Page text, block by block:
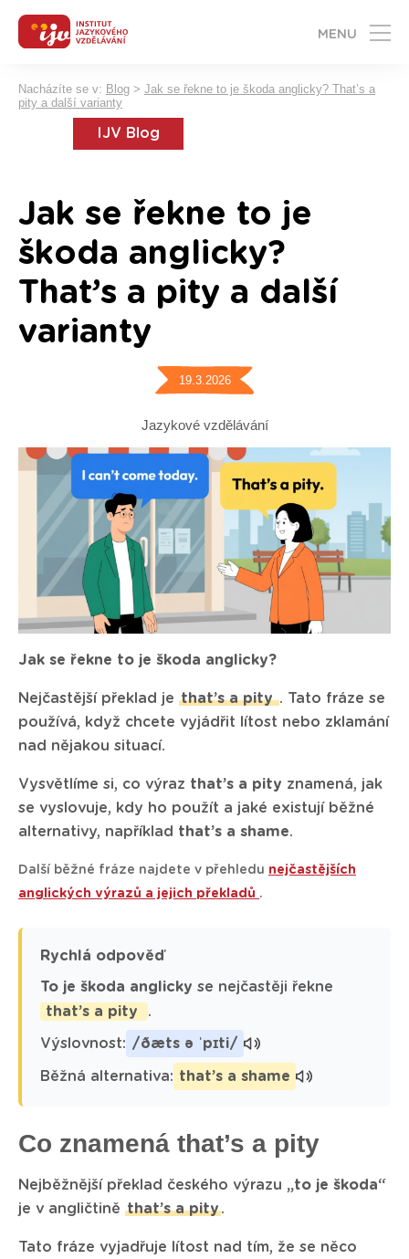
MENU
Nacházíte se v: Blog > Jak se řekne to je škoda anglicky? That’s a
pity a další varianty
IJV Blog
Jak se řekne to je
škoda anglicky?
That’s a pity a další
varianty
19.3.2026
Jazykové vzdělávání
Jak se řekne to je škoda anglicky?
Nejčastější překlad je that’s a pity . Tato fráze se
používá, když chcete vyjádřit lítost nebo zklamání
nad nějakou situací.
Vysvětlíme si, co výraz that’s a pity znamená, jak
se vyslovuje, kdy ho použít a jaké existují běžné
alternativy, například that’s a shame.
Další běžné fráze najdete v přehledu nejčastějších
anglických výrazů a jejich překladů .
Rychlá odpověď
To je škoda anglicky se nejčastěji řekne
that’s a pity
.
Výslovnost: /ðæts ə ˈpɪti/
Běžná alternativa: that’s a shame
Co znamená that’s a pity
Nejběžnější překlad českého výrazu „to je škoda“
je v angličtině that’s a pity.
Tato fráze vyjadřuje lítost nad tím, že se něco